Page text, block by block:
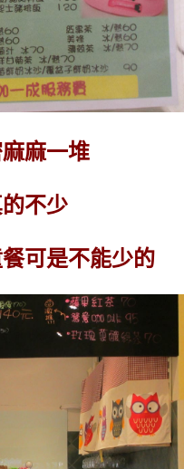
麻一堆
不少
可是不能少的